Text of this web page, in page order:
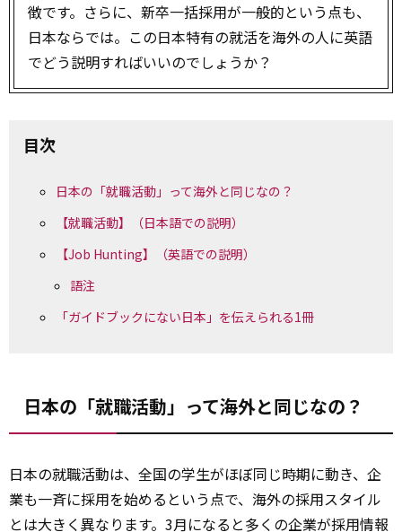
徴です。さらに、新卒一括採用が一般的という点も、
日本ならでは。この日本特有の就活を海外の人に英語
でどう説明すればいいのでしょうか？
目次
日本の「就職活動」って海外と同じなの？
【就職活動】（日本語での説明）
【Job Hunting】（英語での説明）
語注
「ガイドブックにない日本」を伝えられる1冊
日本の「就職活動」って海外と同じなの？
日本の就職活動は、全国の学生がほぼ同じ時期に動き、企
業も一斉に採用を始めるという点で、海外の採用スタイル
とは大きく異なります。3月になると多くの企業が採用情報